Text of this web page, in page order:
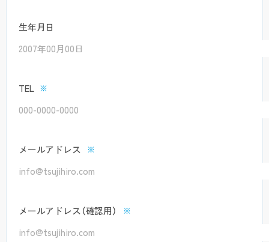
生年月日
TEL ※
メールアドレス ※
メールアドレス（確認用） ※